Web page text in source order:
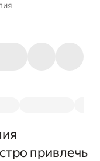
привлечь